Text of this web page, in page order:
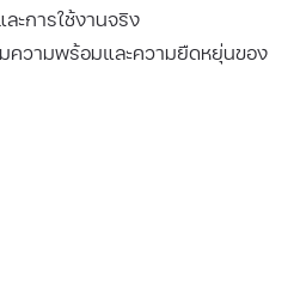
ะการใช้งานจริง
มความพร้อมและความยืดหยุ่นของ